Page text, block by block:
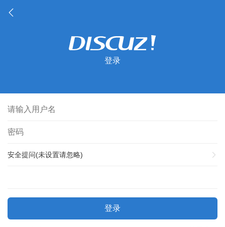
登录
安全提问(未设置请忽略)
登录